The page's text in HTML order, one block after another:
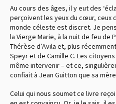
Au cours des âges, il y eut des
perçoivent les yeux du cœur, ceux
monde céleste est discret. Je
la Vierge Marie, à la nuit de feu de
Thérèse d’Avila et, plus
Speyr et de Camille C. Les
même intervenir – et ce,
confiait à Jean Guitton que sa
Celui qui nous soumet ce livre